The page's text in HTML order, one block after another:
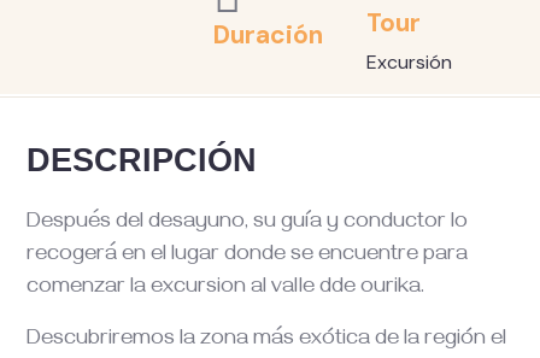
Duración Tour
Excursión
DESCRIPCIÓN
Después del desayuno, su guía y conductor lo
recogerá en el lugar donde se encuentre para
comenzar la excursion al valle dde ourika.
Descubriremos la zona más exótica de la región el